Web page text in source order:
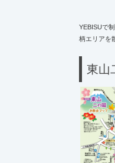
YEBISUで
柄エリアを
東山